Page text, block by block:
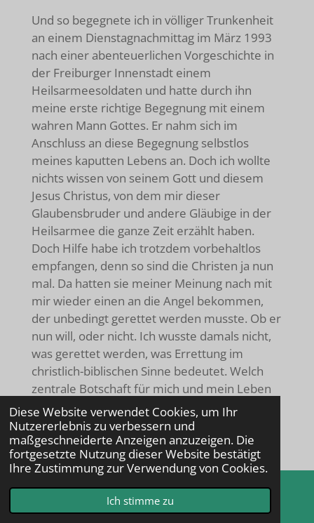
Diese Website verwendet Cookies, um Ihr
Nutzererlebnis zu verbessern und
maßgeschneiderte Anzeigen anzuzeigen. Die
fortgesetzte Nutzung dieser Website bestätigt
Ihre Zustimmung zur Verwendung von Cookies.
Ich stimme zu
Und so begegnete ich in völliger Trunkenheit
an einem Dienstagnachmittag im März 1993
nach einer abenteuerlichen Vorgeschichte in
der Freiburger Innenstadt einem
Heilsarmeesoldaten und hatte durch ihn
meine erste richtige Begegnung mit einem
wahren Mann Gottes. Er nahm sich im
Anschluss an diese Begegnung selbstlos
meines kaputten Lebens an. Doch ich wollte
nichts wissen von seinem Gott und diesem
Jesus Christus, von dem mir dieser
Glaubensbruder und andere Gläubige in der
Heilsarmee die ganze Zeit erzählt haben.
Doch Hilfe habe ich trotzdem vorbehaltlos
empfangen, denn so sind die Christen ja nun
mal. Da hatten sie meiner Meinung nach mit
mir wieder einen an die Angel bekommen,
der unbedingt gerettet werden musste. Ob er
nun will, oder nicht. Ich wusste damals nicht,
was gerettet werden, was Errettung im
christlich-biblischen Sinne bedeutet. Welch
zentrale Botschaft für mich und mein Leben
hinter diesem Wort Errettung wirklich steckt.
Woher sollte es mir auch bewusst sein, dass
ich ohne die Gnade Gottes, ohne das Werk
Jesus Christi verloren bin? Bisher waren für
mich all die glaubenden Menschen der
Religionen nur Jahrmarktprediger,
Märchenerzähler, Schaumschläger und zu
Telefon